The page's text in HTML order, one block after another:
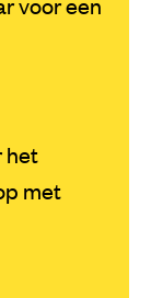
het
met